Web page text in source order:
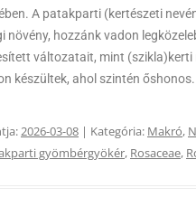
A patakparti (kertészeti
növény, hozzánk vadon
változatait, mint
készültek, ahol szintén őshonos.
2026-03-08 | Kategória: Makró,
gyömbérgyökér, Rosaceae,